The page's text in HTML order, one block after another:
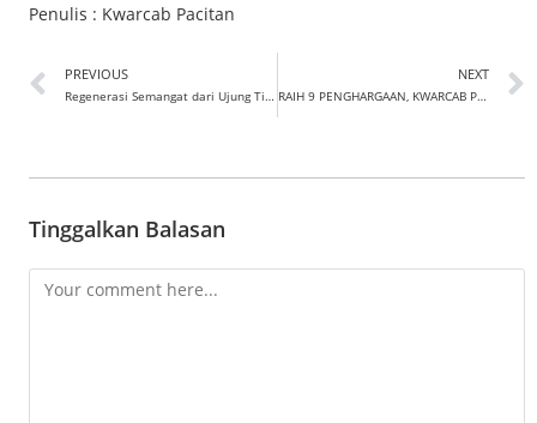
Penulis : Kwarcab Pacitan
PREVIOUS
Regenerasi Semangat dari Ujung Timur Pacitan: Pelantikan Pengurus Kwarran, LPK, dan Dewan Kerja Ranting Gerakan Pramuka Sudimoro
NEXT
RAIH 9 PENGHARGAAN, KWARCAB PACITAN KOKOHKAN POSISI TERGIAT II SE-JAWA TIMUR
Tinggalkan Balasan